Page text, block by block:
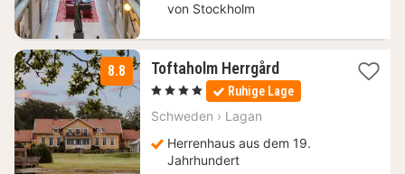
von Stockholm
8.8 Toftaholm Herrgård1
Nacht
ab
, 4 Sterne Ruhige Lage
Schweden › Lagan
Herrenhaus aus dem 19.
Jahrhundert